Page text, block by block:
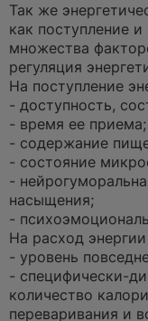
Так же
как поступление
множества
регуляция
На поступление
- доступность,
- время ее приема;
- содержание
- состояние
-
насыщения;
-
На расход
- уровень
- специфически-
количество
переваривания и